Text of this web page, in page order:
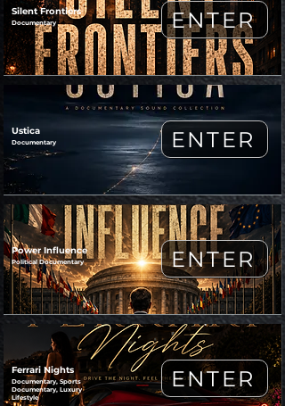
Documentary
Silent Frontiers ENTER
Documentary
Ustica ENTER
Political Documentary
Power Influence ENTER
Documentary, Sports
Documentary, Luxury
Lifestyle
Ferrari Nights ENTER